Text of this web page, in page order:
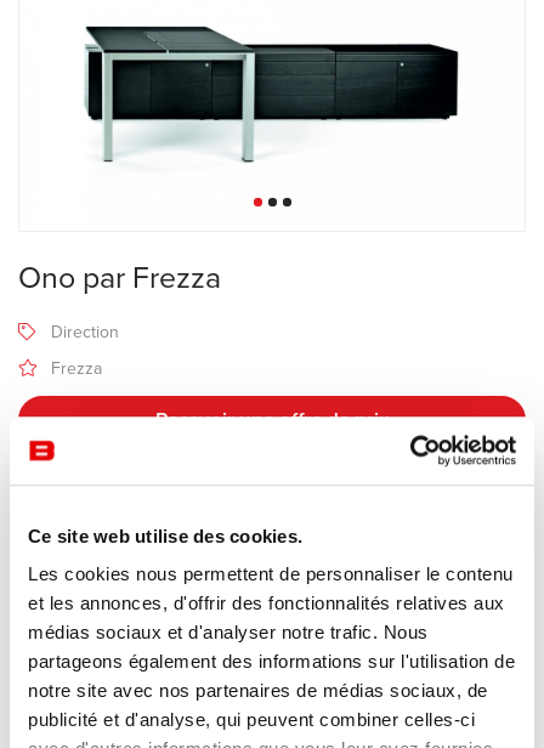
Ce site web utilise des cookies.
Les cookies nous permettent de personnaliser le contenu
et les annonces, d'offrir des fonctionnalités relatives aux
médias sociaux et d'analyser notre trafic. Nous
partageons également des informations sur l'utilisation de
notre site avec nos partenaires de médias sociaux, de
publicité et d'analyse, qui peuvent combiner celles-ci
Ono par Frezza
Direction
Frezza
Recevoir une offre de prix
Description
Fabricant Frezza
Design Perin & Topan
La collection de bureaux de directionOnodu fabricant italien
Frezza, conçue par les architectes et designers Perin & Topan,